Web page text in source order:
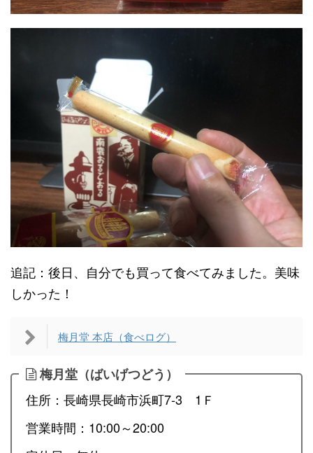
追記：後日、自分でも買って食べてみました。美味
しかった！
梅月堂 本店（食べログ）
梅月堂（ばいげつどう）
住所：長崎県長崎市浜町7-3 1Ｆ
営業時間：10:00～20:00